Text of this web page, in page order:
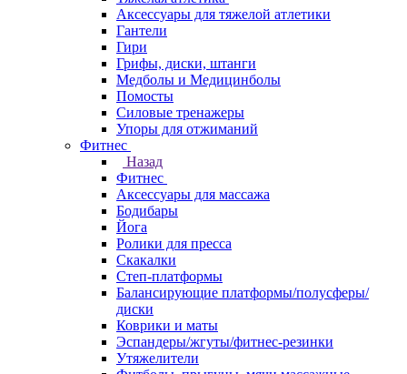
Аксессуары для тяжелой атлетики
Гантели
Гири
Грифы, диски, штанги
Медболы и Медицинболы
Помосты
Силовые тренажеры
Упоры для отжиманий
Фитнес
Назад
Фитнес
Аксессуары для массажа
Бодибары
Йога
Ролики для пресса
Скакалки
Степ-платформы
Балансирующие платформы/полусферы/
диски
Коврики и маты
Эспандеры/жгуты/фитнес-резинки
Утяжелители